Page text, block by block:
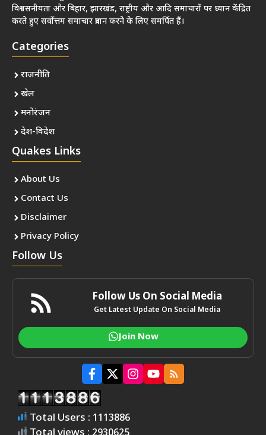
विश्वसनीयता और बिहार, झारखंड, राष्ट्रीय और आदि समाचारों पर ध्यान केंद्रित
करते हुए सर्वोत्तम समाचार प्रदान करने के लिए समर्पित हैं।
Categories
राजनीति
खेल
मनोरंजन
देश-विदेश
Quakes Links
About Us
Contact Us
Disclaimer
Privacy Policy
Follow Us
Follow Us On Social Media
Get Latest Update On Social Media
Join Now
Total Users : 1113886